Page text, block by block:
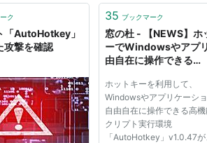
頻度の少ない、ちょっとし
とか、ペー...
ク
「AutoHotkey」
攻撃を確認
35 ブックマーク
窓の杜 - 【NEWS】ホ
ーでWindowsやアプ
由自在に操作できる
ホットキーを利用して、
Windowsやアプリケーシ
自由自在に操作できる高機
クリプト実行環境
「AutoHotkey」v1.0.47が